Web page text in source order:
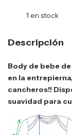
1 en stock
Descripción
Body de bebe
en la
cancheros!!
suavidad para